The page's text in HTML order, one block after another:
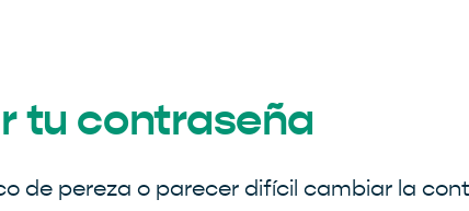
tu contraseña
de pereza o parecer difícil cambiar la